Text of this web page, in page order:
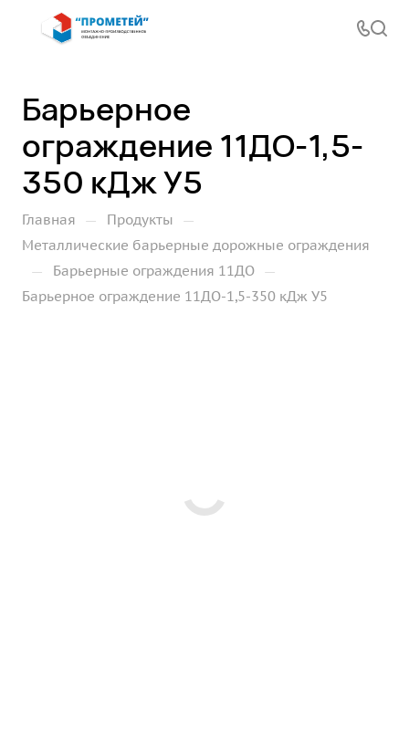
Барьерное
ограждение 11ДО-1,5-
350 кДж У5
Главная — Продукты —
Металлические барьерные дорожные ограждения
— Барьерные ограждения 11ДО —
Барьерное ограждение 11ДО-1,5-350 кДж У5